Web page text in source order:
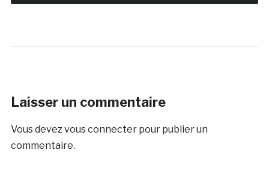
Laisser un commentaire
Vous devezvous connecterpour publier un
commentaire.